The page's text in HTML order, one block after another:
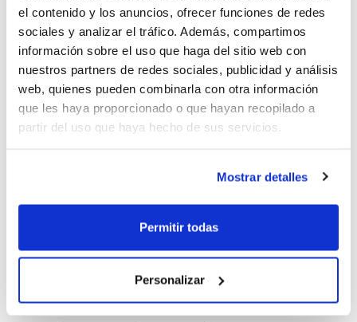
el contenido y los anuncios, ofrecer funciones de redes
sociales y analizar el tráfico. Además, compartimos
información sobre el uso que haga del sitio web con
nuestros partners de redes sociales, publicidad y análisis
web, quienes pueden combinarla con otra información
que les haya proporcionado o que hayan recopilado a
partir del uso que haya hecho de sus servicios.
Mostrar detalles
Permitir todas
Personalizar
claramente para Alginet, pero en el cuarto
remontaba con fuerza Escolapias y las
fuerzas se equilibraban de nuevo. No
obstante, los colegiales iban a replicar ese
empuje en el sexto cuarto y en los minutos
les llevaban a rozar el centenar de puntos
anotados.
Cadete Masculino 2ª Zonal
Bàsquet Bellreguard49– 57
MVP: Blai Martí (Muro Bàsquet)